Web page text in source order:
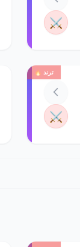
⚔️
ترند 🔥
⚔️